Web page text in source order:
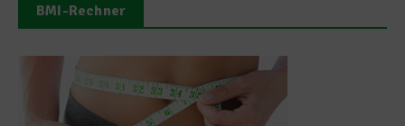
BMI-Rechner